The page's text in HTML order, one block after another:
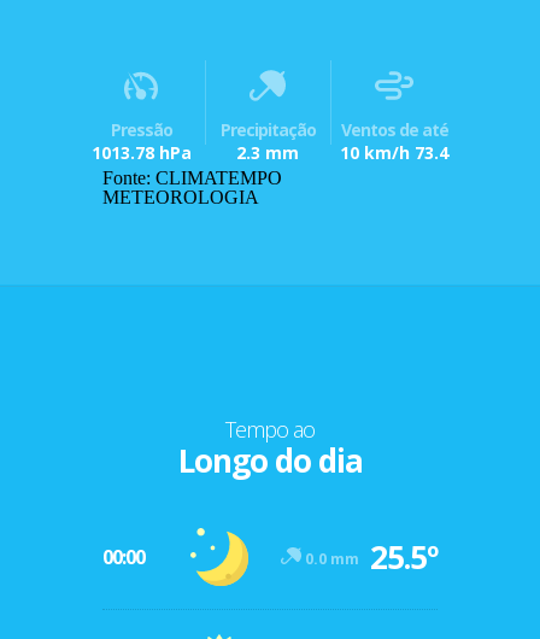
Pressão
1013.78 hPa
Precipitação
2.3 mm
Ventos de até
10 km/h 73.4
Fonte: CLIMATEMPO
METEOROLOGIA
Tempo ao
Longo do dia
00:00 0.0 mm 25.5º